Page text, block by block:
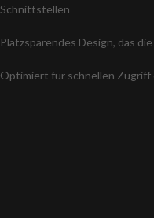
Schnittstellen
Platzsparendes Design, das
Optimiert für schnellen Zugriff